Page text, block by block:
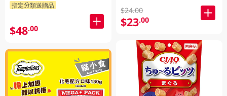
指定分類送贈品
$48.00
$24.00
$23.00